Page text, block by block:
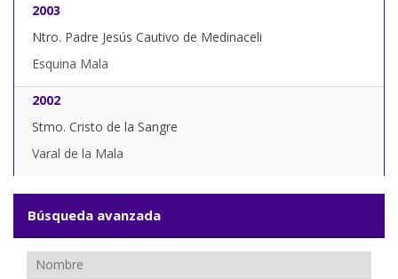
2003
Ntro. Padre Jesús Cautivo de Medinaceli
Esquina Mala
2002
Stmo. Cristo de la Sangre
Varal de la Mala
Búsqueda avanzada